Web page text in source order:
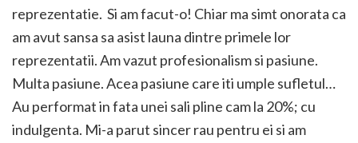
reprezentatie. Si am facut-o! Chiar ma simt onorata ca
am avut sansa sa asist launa dintre primele lor
reprezentatii. Am vazut profesionalism si pasiune.
Multa pasiune. Acea pasiune care iti umple sufletul…
Au performat in fata unei sali pline cam la 20%; cu
indulgenta. Mi-a parut sincer rau pentru ei si am